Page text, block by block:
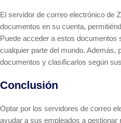
El servidor de correo electrónico de
documentos en su cuenta,
Puede acceder a estos documentos
cualquier parte del mundo. Además,
documentos y clasificarlos según
Conclusión
Optar por los servidores de correo
ayudar a sus empleados a